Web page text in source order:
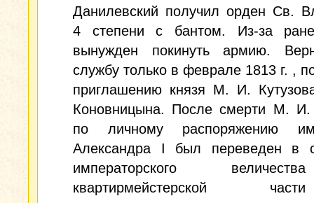
Данилевский получил орден Св.
4 степени с бантом. Из-за
вынужден покинуть армию.
службу только в феврале 1813 г. ,
приглашению князя М. И.
Коновницына. После смерти М. И.
по личному распоряжению
Александра I был переведен в
императорского
квартирмейстерской